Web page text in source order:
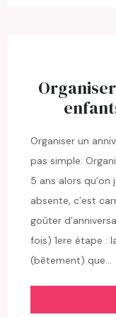
Organiser un
pas simple.
5 ans alors
absente, c’est
goûter
fois) 1ere étape :
(bêtement) que…